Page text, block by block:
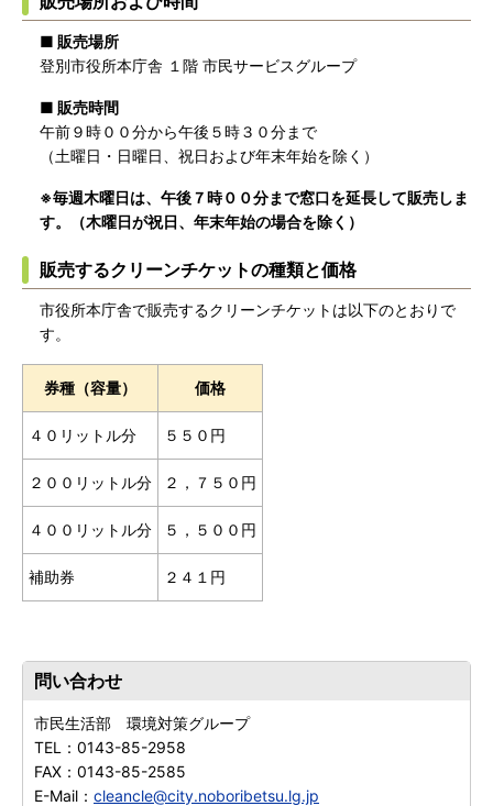
■ 販売場所
登別市役所本庁舎 １階 市民サービスグループ
■ 販売時間
午前９時００分から午後５時３０分まで
（土曜日・日曜日、祝日および年末年始を除く）
※毎週木曜日は、午後７時００分まで窓口を延長して販売しま
す。（木曜日が祝日、年末年始の場合を除く ）
販売するクリーンチケットの種類と価格
市役所本庁舎で販売するクリーンチケットは以下のとおりで
す。
券種（容量） 価格
４０リットル分 ５５０円
２００リットル分 ２，７５０円
４００リットル分 ５，５００円
補助券 ２４１円
問い合わせ
市民生活部 環境対策グループ
TEL： 0143-85-2958
FAX： 0143-85-2585
E-Mail： cleancle@city.noboribetsu.lg.jp